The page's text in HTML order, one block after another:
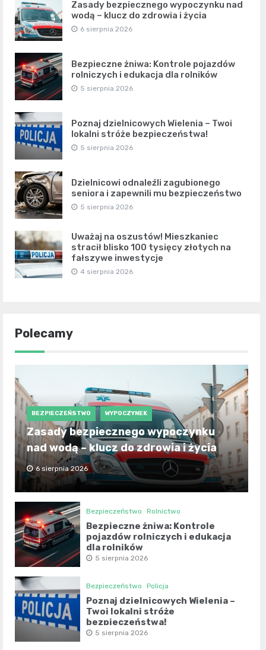
Zasady bezpiecznego wypoczynku nad
wodą – klucz do zdrowia i życia
6 sierpnia 2026
Bezpieczne żniwa: Kontrole pojazdów
rolniczych i edukacja dla rolników
5 sierpnia 2026
Poznaj dzielnicowych Wielenia – Twoi
lokalni stróże bezpieczeństwa!
5 sierpnia 2026
Dzielnicowi odnaleźli zagubionego
seniora i zapewnili mu bezpieczeństwo
5 sierpnia 2026
Uważaj na oszustów! Mieszkaniec
stracił blisko 100 tysięcy złotych na
fałszywe inwestycje
4 sierpnia 2026
Polecamy
BEZPIECZEŃSTWO WYPOCZYNEK
Zasady bezpiecznego wypoczynku
nad wodą – klucz do zdrowia i życia
6 sierpnia 2026
Bezpieczeństwo Rolnictwo
Bezpieczne żniwa: Kontrole
pojazdów rolniczych i edukacja
dla rolników
5 sierpnia 2026
Bezpieczeństwo Policja
Poznaj dzielnicowych Wielenia –
Twoi lokalni stróże
bezpieczeństwa!
5 sierpnia 2026